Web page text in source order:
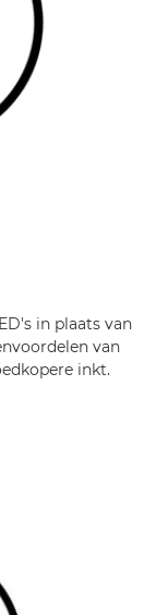
in plaats van
van
inkt.